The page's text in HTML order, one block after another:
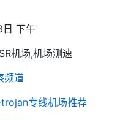
下午
机场,机场测速
频道
专线机场推荐